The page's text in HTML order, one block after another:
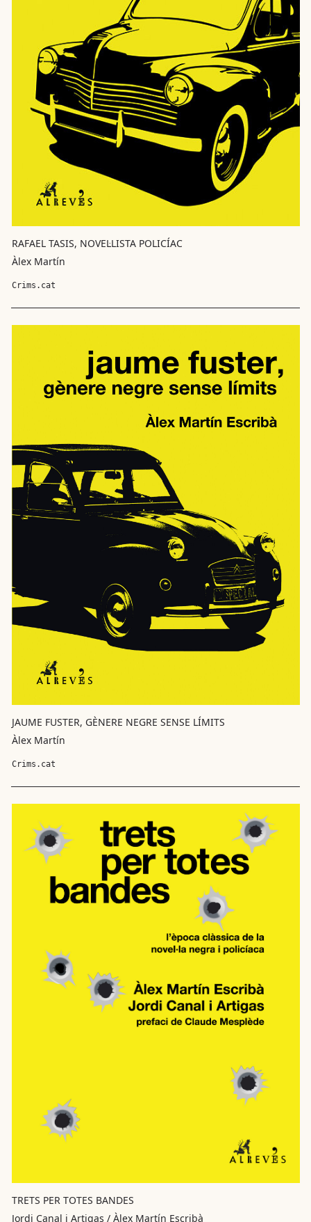
RAFAEL TASIS, NOVEL·LISTA POLICÍAC
Àlex Martín
Crims.cat
JAUME FUSTER, GÈNERE NEGRE SENSE LÍMITS
Àlex Martín
Crims.cat
TRETS PER TOTES BANDES
Jordi Canal i Artigas / Àlex Martín Escribà